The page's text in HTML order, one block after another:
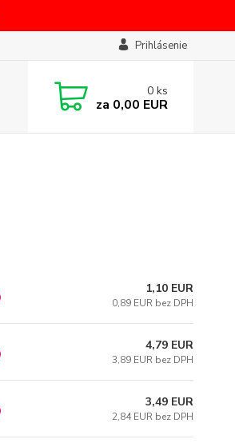
Prihlásenie
0 ks
za 0,00 EUR
1,10 EUR
0,89 EUR bez DPH
4,79 EUR
3,89 EUR bez DPH
3,49 EUR
2,84 EUR bez DPH